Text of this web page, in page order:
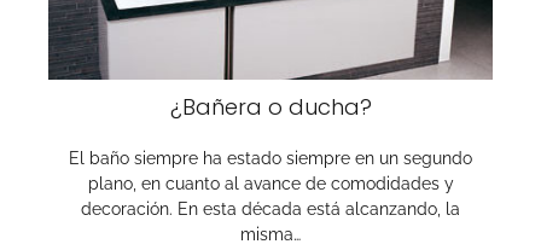
¿Bañera o ducha?
El baño siempre ha estado siempre en un segundo
plano, en cuanto al avance de comodidades y
decoración. En esta década está alcanzando, la
misma…